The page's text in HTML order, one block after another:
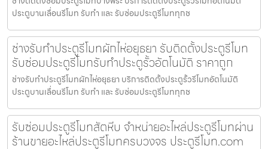
ประตูบานเลื่อนรีโมท รับทำ และ รับซ่อมประตูรีโมททุกช
ช่างรับทำประตูรีโมทผักไห่อยุธยา รับติดตั้งประตูรีโมท
รับซ่อมประตูรีโมทรับทำประตูรั้วอัตโนมัติ ราคาถูก
ช่างรับทำประตูรีโมทผักไห่อยุธยา บริการติดตั้งประตูรั้วรีโมทอัตโนมัติ
ประตูบานเลื่อนรีโมท รับทำ และ รับซ่อมประตูรีโมททุกช
รับซ่อมประตูรีโมทสัตหีบ จำหน่ายอะไหล่ประตูรีโมทผ่าน
ร้านขายอะไหล่ประตูรีโมทครบวงจร ประตูรีโมท.com